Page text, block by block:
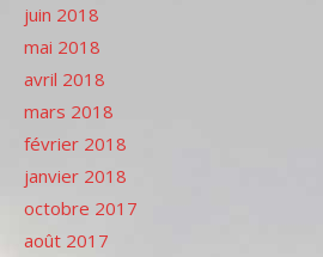
juin 2018
mai 2018
avril 2018
mars 2018
février 2018
janvier 2018
octobre 2017
août 2017